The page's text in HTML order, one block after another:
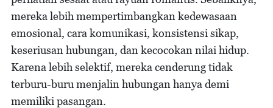
mereka lebih mempertimbangkan kedewasaan
emosional, cara komunikasi, konsistensi sikap,
keseriusan hubungan, dan kecocokan nilai hidup.
Karena lebih selektif, mereka cenderung tidak
terburu-buru menjalin hubungan hanya demi
memiliki pasangan.